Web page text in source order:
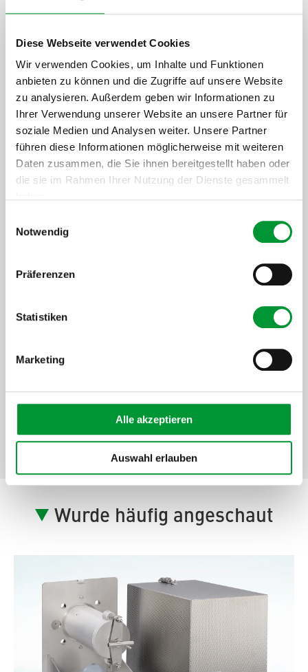
Diese Webseite verwendet Cookies
Wir verwenden Cookies, um Inhalte und Funktionen
anbieten zu können und die Zugriffe auf unsere Website
zu analysieren. Außerdem geben wir Informationen zu
Ihrer Verwendung unserer Website an unsere Partner für
soziale Medien und Analysen weiter. Unsere Partner
führen diese Informationen möglicherweise mit weiteren
Daten zusammen, die Sie ihnen bereitgestellt haben oder
die sie im Rahmen Ihrer Nutzung der Dienste gesammelt
Datenschutzerklärung
Notwendig
Präferenzen
Statistiken
Marketing
Alle akzeptieren
Auswahl erlauben
[ProductArea ProductConfigurator
[ProductArea
ProductConfigurator
Step] 2:
[ProductArea ProductConfigurator
Headline StepTwo]
ProductConfigurator
[ProductArea ProductConfigurator
ProductConfigurator
Step] 4:
[ProductArea ProductConfigurator
Headline StepFour]
Wurde häufig angeschaut